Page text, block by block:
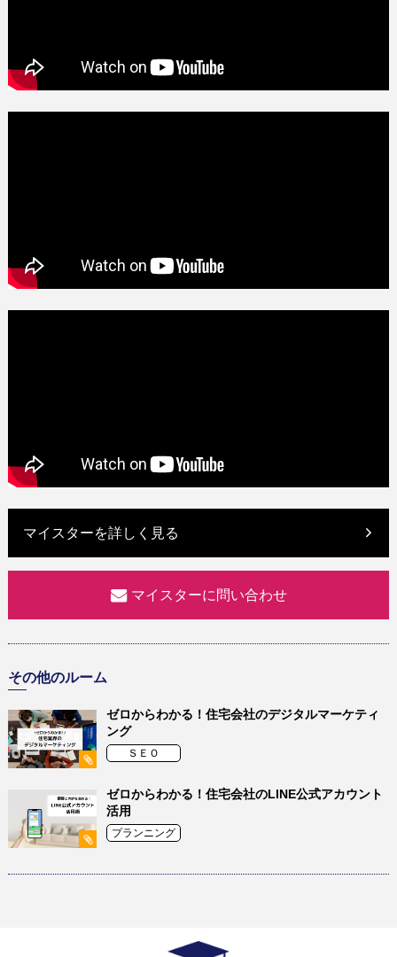
マイスターを詳しく見る
マイスターに問い合わせ
その他のルーム
ゼロからわかる！住宅会社のデジタルマーケティ
ング
ＳＥＯ
ゼロからわかる！住宅会社のLINE公式アカウント
活用
プランニング